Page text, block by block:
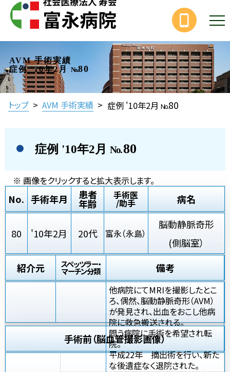
AVM 手術実績
症例 '10年2月
No.80
トップ > AVM 手術実績 > 症例 '10年2月 No.80
症例 '10年2月 No.80
※ 画像をクリックすると拡大表示します。
No. 手術年月 患者
年齢
手術医
/助手 病名
80 '10年2月 20代 富永（永島）
脳動静脈奇形
(側脳室）
紹介元
スペッツラー・
マーチン分類 備考
他病院にてMRIを撮影したとこ
ろ、偶然、脳動静脈奇形（AVM）
が発見され、出血をおこし他病
院に救急搬送される。
問う病院に手術を希望され転
院。
平成22年 摘出術を行い、新た
な後遺症なく退院された。
手術前（脳血管撮影画像）